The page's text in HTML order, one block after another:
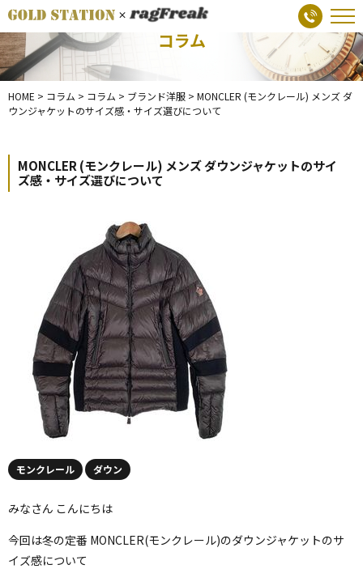
コラム
HOME > コラム > コラム > ブランド洋服 > MONCLER (モンクレール) メンズ ダ
ウンジャケットのサイズ感・サイズ選びについて
MONCLER (モンクレール) メンズ ダウンジャケットのサイ
ズ感・サイズ選びについて
モンクレール ダウン
みなさん こんにちは
今回は冬の定番 MONCLER(モンクレール)のダウンジャケットのサ
イズ感について